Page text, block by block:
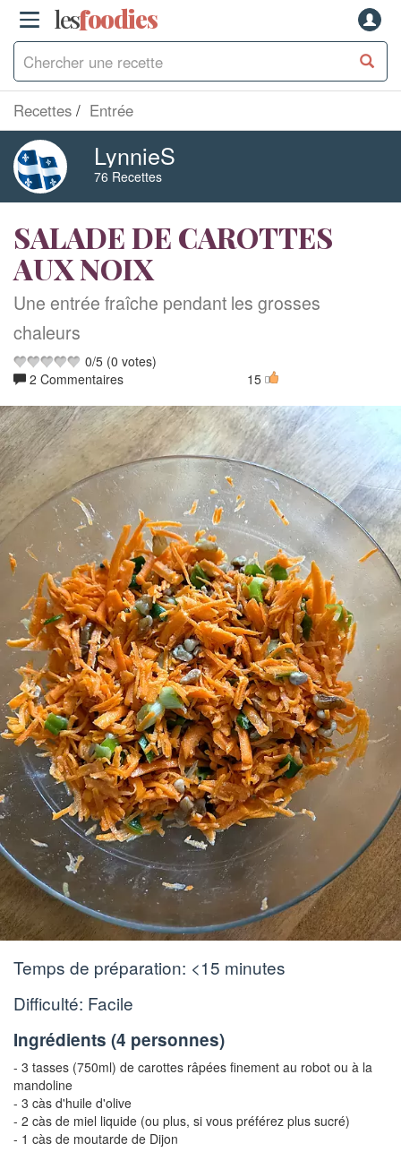
lesfoodies
Recettes Entrée
LynnieS
76 Recettes
SALADE DE CAROTTES
AUX NOIX
Une entrée fraîche pendant les grosses
chaleurs
0/5 (0 votes)
2 Commentaires
15
Temps de préparation: <15 minutes
Difficulté: Facile
Ingrédients (4 personnes)
- 3 tasses (750ml) de carottes râpées finement au robot ou à la
mandoline
- 3 càs d'huile d'olive
- 2 càs de miel liquide (ou plus, si vous préférez plus sucré)
- 1 càs de moutarde de Dijon